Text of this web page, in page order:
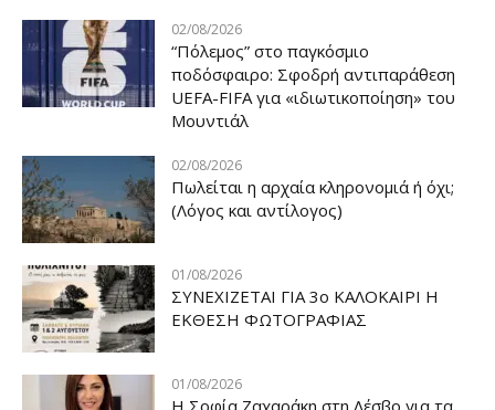
02/08/2026
“Πόλεμος” στο παγκόσμιο
ποδόσφαιρο: Σφοδρή αντιπαράθεση
UEFA-FIFA για «ιδιωτικοποίηση» του
Μουντιάλ
02/08/2026
Πωλείται η αρχαία κληρονομιά ή όχι;
(Λόγος και αντίλογος)
01/08/2026
ΣΥΝΕΧΙΖΕΤΑΙ ΓΙΑ 3ο ΚΑΛΟΚΑΙΡΙ Η
ΕΚΘΕΣΗ ΦΩΤΟΓΡΑΦΙΑΣ
01/08/2026